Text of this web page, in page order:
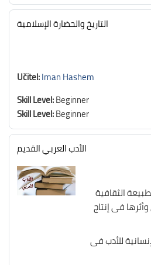
التاريخ والحضارة الإسلامية
Učitel:Iman Hashem
Skill Level:Beginner
Skill Level:Beginner
الأدب العربي القديم
الثقافية
فى إنتاج
للأدب فى